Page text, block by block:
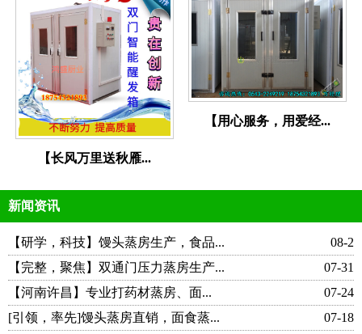
【长风万里送秋雁...
【用心服务，用爱经...
新闻资讯
08-2
【研学，科技】馒头蒸房生产，食品...
07-31
【完整，聚焦】双通门压力蒸房生产...
07-24
【河南许昌】专业打药材蒸房、面...
07-18
[引领，率先]馒头蒸房直销，面食蒸...